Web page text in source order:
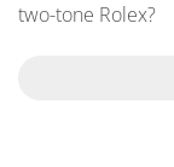
two-tone Rolex?